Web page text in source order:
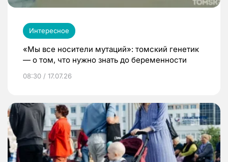
Интересное
«Мы все носители мутаций»: томский генетик
— о том, что нужно знать до беременности
08:30 / 17.07.26